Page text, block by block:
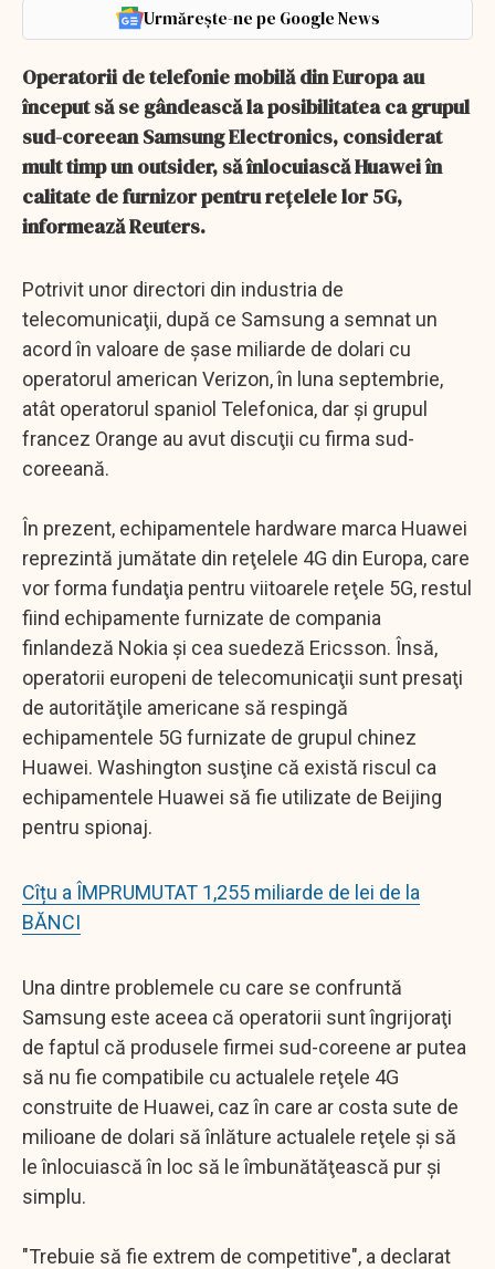
Urmărește-ne pe Google News
Operatorii de telefonie mobilă din Europa au
început să se gândească la posibilitatea ca grupul
sud-coreean Samsung Electronics, considerat
mult timp un outsider, să înlocuiască Huawei în
calitate de furnizor pentru reţelele lor 5G,
informează Reuters.
Potrivit unor directori din industria de
telecomunicaţii, după ce Samsung a semnat un
acord în valoare de şase miliarde de dolari cu
operatorul american Verizon, în luna septembrie,
atât operatorul spaniol Telefonica, dar şi grupul
francez Orange au avut discuţii cu firma sud-
coreeană.
În prezent, echipamentele hardware marca Huawei
reprezintă jumătate din reţelele 4G din Europa, care
vor forma fundaţia pentru viitoarele reţele 5G, restul
fiind echipamente furnizate de compania
finlandeză Nokia şi cea suedeză Ericsson. Însă,
operatorii europeni de telecomunicaţii sunt presaţi
de autorităţile americane să respingă
echipamentele 5G furnizate de grupul chinez
Huawei. Washington susţine că există riscul ca
echipamentele Huawei să fie utilizate de Beijing
pentru spionaj.
Cîțu a ÎMPRUMUTAT 1,255 miliarde de lei de la
BĂNCI
Una dintre problemele cu care se confruntă
Samsung este aceea că operatorii sunt îngrijoraţi
de faptul că produsele firmei sud-coreene ar putea
să nu fie compatibile cu actualele reţele 4G
construite de Huawei, caz în care ar costa sute de
milioane de dolari să înlăture actualele reţele şi să
le înlocuiască în loc să le îmbunătăţească pur şi
simplu.
"Trebuie să fie extrem de competitive", a declarat